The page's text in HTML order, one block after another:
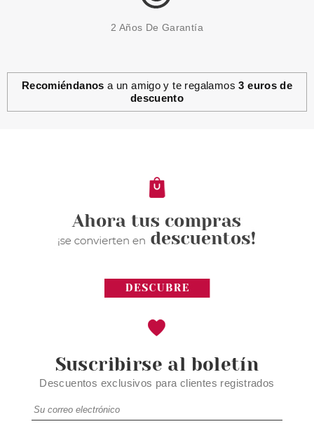
CLARINS
33.99€
2 Años De Garantía
Recomiéndanos a un amigo y te regalamos3 euros de
descuento
Suscribirse al boletín
Descuentos exclusivos para clientes registrados